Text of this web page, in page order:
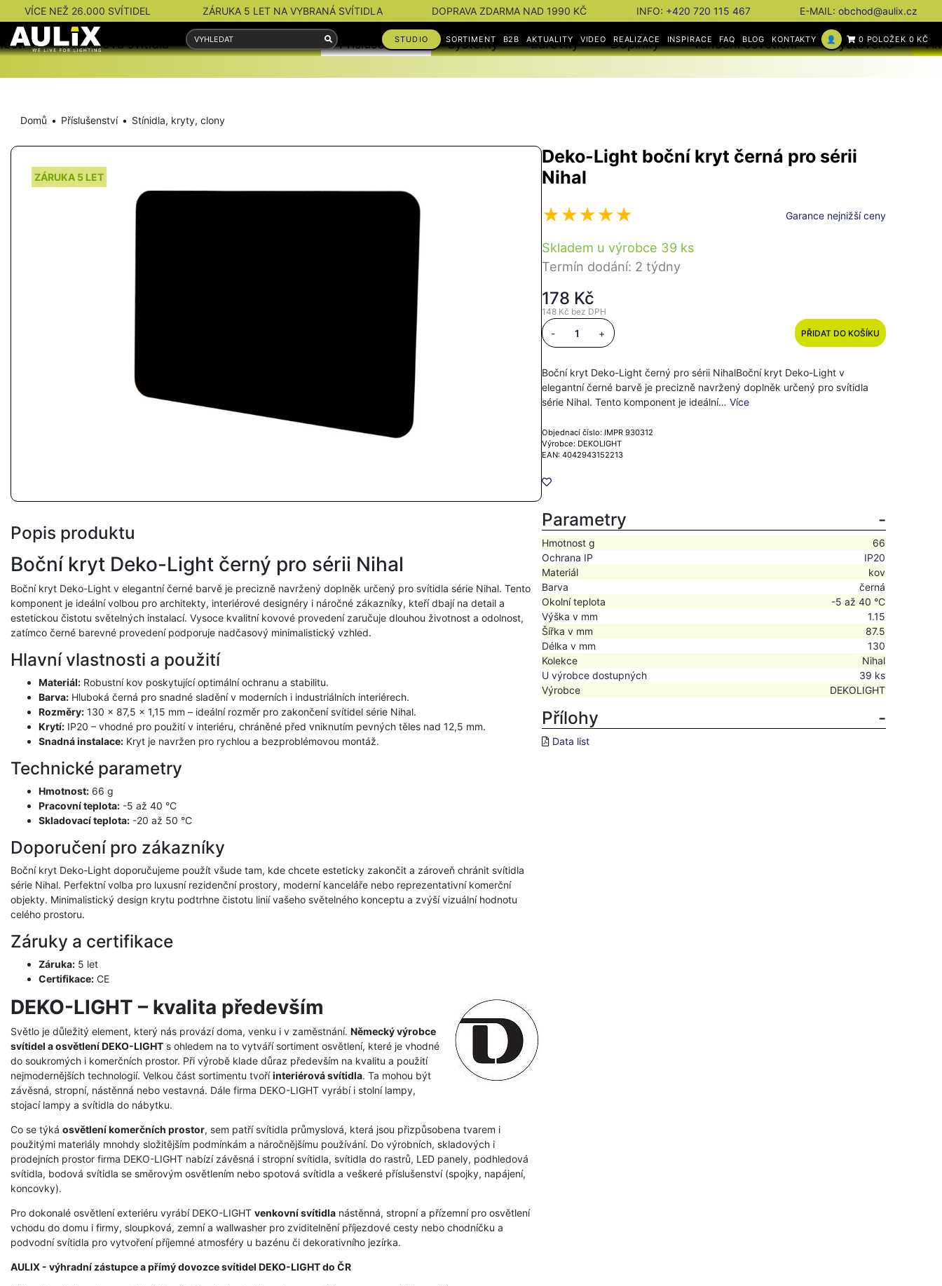
VÍCE NEŽ 26.000 SVÍTIDEL ZÁRUKA 5 LET NA VYBRANÁ SVÍTIDLA DOPRAVA ZDARMA NAD 1990 KČ INFO: +420 720 115 467 E-MAIL: obchod@aulix.cz
STUDIO SORTIMENT B2B AKTUALITY VIDEO REALIZACE INSPIRACE FAQ BLOG KONTAKTY 👤 0 POLOŽEK 0 KČ
Interiérová svítidla Venkovní svítidla Příslušenství Systémy Žárovky Doplňky Vánoční osvětlení Vystaveno
Domů Příslušenství Stínidla, kryty, clony
Popis produktu
Boční kryt Deko-Light černý pro sérii Nihal
Boční kryt Deko-Light v elegantní černé barvě je precizně navržený doplněk určený pro svítidla série Nihal. Tento
komponent je ideální volbou pro architekty, interiérové designéry i náročné zákazníky, kteří dbají na detail a
estetickou čistotu světelných instalací. Vysoce kvalitní kovové provedení zaručuje dlouhou životnost a odolnost,
zatímco černé barevné provedení podporuje nadčasový minimalistický vzhled.
Hlavní vlastnosti a použití
Materiál: Robustní kov poskytující optimální ochranu a stabilitu.
Barva: Hluboká černá pro snadné sladění v moderních i industriálních interiérech.
Rozměry: 130 × 87,5 × 1,15 mm – ideální rozměr pro zakončení svítidel série Nihal.
Krytí: IP20 – vhodné pro použití v interiéru, chráněné před vniknutím pevných těles nad 12,5 mm.
Snadná instalace: Kryt je navržen pro rychlou a bezproblémovou montáž.
Technické parametry
Hmotnost: 66 g
Pracovní teplota: -5 až 40 °C
Skladovací teplota: -20 až 50 °C
Doporučení pro zákazníky
Boční kryt Deko-Light doporučujeme použít všude tam, kde chcete esteticky zakončit a zároveň chránit svítidla
série Nihal. Perfektní volba pro luxusní rezidenční prostory, moderní kanceláře nebo reprezentativní komerční
objekty. Minimalistický design krytu podtrhne čistotu linií vašeho světelného konceptu a zvýší vizuální hodnotu
celého prostoru.
Záruky a certifikace
Záruka: 5 let
Certifikace: CE
DEKO-LIGHT – kvalita především
Světlo je důležitý element, který nás provází doma, venku i v zaměstnání. Německý výrobce
svítidel a osvětlení DEKO-LIGHT s ohledem na to vytváří sortiment osvětlení, které je vhodné
do soukromých i komerčních prostor. Při výrobě klade důraz především na kvalitu a použití
nejmodernějších technologií. Velkou část sortimentu tvoříinteriérová svítidla. Ta mohou být
závěsná, stropní, nástěnná nebo vestavná. Dále firma DEKO-LIGHT vyrábí i stolní lampy,
stojací lampy a svítidla do nábytku.
Co se týká osvětlení komerčních prostor, sem patří svítidla průmyslová, která jsou přizpůsobena tvarem i
použitými materiály mnohdy složitějším podmínkám a náročnějšímu používání. Do výrobních, skladových i
prodejních prostor firma DEKO-LIGHT nabízí závěsná i stropní svítidla, svítidla do rastrů, LED panely, podhledová
svítidla, bodová svítidla se směrovým osvětlením nebo spotová svítidla a veškeré příslušenství (spojky, napájení,
koncovky).
Pro dokonalé osvětlení exteriéru vyrábí DEKO-LIGHT venkovní svítidla nástěnná, stropní a přízemní pro osvětlení
vchodu do domu i firmy, sloupková, zemní a wallwasher pro zviditelnění příjezdové cesty nebo chodníčku a
podvodní svítidla pro vytvoření příjemné atmosféry u bazénu či dekorativního jezírka.
AULIX - výhradní zástupce a přímý dovozce svítidel DEKO-LIGHT do ČR
Deko-Light boční kryt černá pro sérii
Nihal
Garance nejnižší ceny
ZÁRUKA 5 LET
Skladem u výrobce 39 ks
Termín dodání: 2 týdny
178 Kč
148 Kč bez DPH
- + PŘIDAT DO KOŠÍKU
Boční kryt Deko-Light černý pro sérii NihalBoční kryt Deko-Light v
elegantní černé barvě je precizně navržený doplněk určený pro svítidla
série Nihal. Tento komponent je ideální…Více
Objednací číslo: IMPR 930312
Výrobce: DEKOLIGHT
EAN: 4042943152213
Parametry
Hmotnost g
66
Ochrana IP
IP20
Materiál
kov
Barva
černá
Okolní teplota
-5 až 40 °C
Výška v mm
1.15
Šířka v mm
87.5
Délka v mm
130
Kolekce
Nihal
U výrobce dostupných
39 ks
Výrobce
DEKOLIGHT
Přílohy
Data list